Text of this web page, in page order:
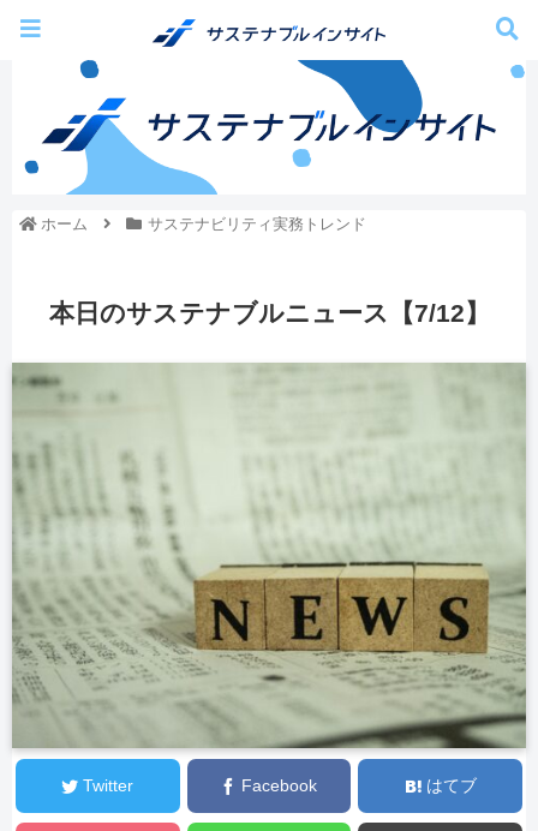
ホーム サステナビリティ実務トレンド
本日のサステナブルニュース【7/12】
Twitter Facebook はてブ